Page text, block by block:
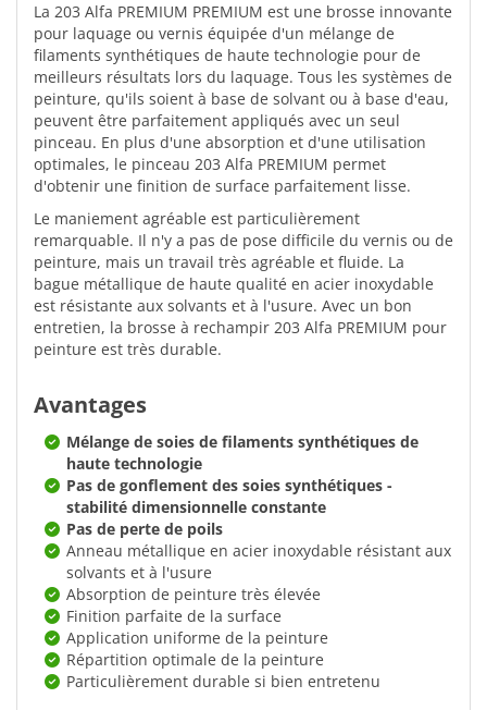
La 203 Alfa PREMIUM PREMIUM est une brosse innovante
pour laquage ou vernis équipée d'un mélange de
filaments synthétiques de haute technologie pour de
meilleurs résultats lors du laquage. Tous les systèmes de
peinture, qu'ils soient à base de solvant ou à base d'eau,
peuvent être parfaitement appliqués avec un seul
pinceau. En plus d'une absorption et d'une utilisation
optimales, le pinceau 203 Alfa PREMIUM permet
d'obtenir une finition de surface parfaitement lisse.
Le maniement agréable est particulièrement
remarquable. Il n'y a pas de pose difficile du vernis ou de
peinture, mais un travail très agréable et fluide. La
bague métallique de haute qualité en acier inoxydable
est résistante aux solvants et à l'usure. Avec un bon
entretien, la brosse à rechampir 203 Alfa PREMIUM pour
peinture est très durable.
Avantages
Mélange de soies de filaments synthétiques de
haute technologie
Pas de gonflement des soies synthétiques -
stabilité dimensionnelle constante
Pas de perte de poils
Anneau métallique en acier inoxydable résistant aux
solvants et à l'usure
Absorption de peinture très élevée
Finition parfaite de la surface
Application uniforme de la peinture
Répartition optimale de la peinture
Particulièrement durable si bien entretenu